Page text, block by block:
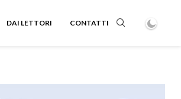
DAI LETTORI CONTATTI